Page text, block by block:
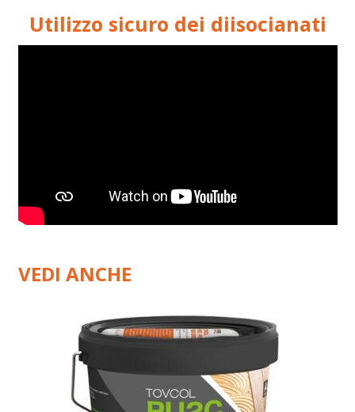
Utilizzo sicuro dei diisocianati
VEDI ANCHE